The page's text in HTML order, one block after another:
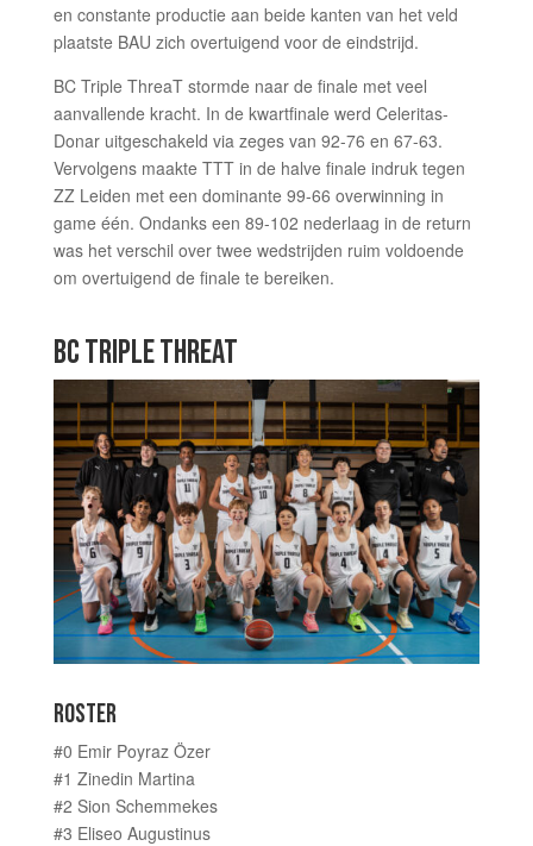
en constante productie aan beide kanten van het veld
plaatste BAU zich overtuigend voor de eindstrijd.
BC Triple ThreaT stormde naar de finale met veel
aanvallende kracht. In de kwartfinale werd Celeritas-
Donar uitgeschakeld via zeges van 92-76 en 67-63.
Vervolgens maakte TTT in de halve finale indruk tegen
ZZ Leiden met een dominante 99-66 overwinning in
game één. Ondanks een 89-102 nederlaag in de return
was het verschil over twee wedstrijden ruim voldoende
om overtuigend de finale te bereiken.
BC TRIPLE THREAT
ROSTER
#0 Emir Poyraz Özer
#1 Zinedin Martina
#2 Sion Schemmekes
#3 Eliseo Augustinus